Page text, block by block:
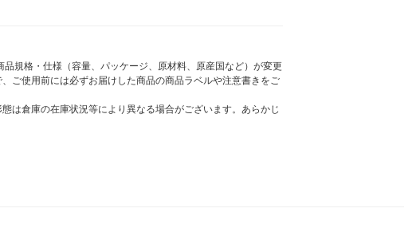
規格・仕様（容量、パッケージ、原材料、原産国など）が変更
ご使用前には必ずお届けした商品の商品ラベルや注意書きをご
は倉庫の在庫状況等により異なる場合がございます。あらかじ